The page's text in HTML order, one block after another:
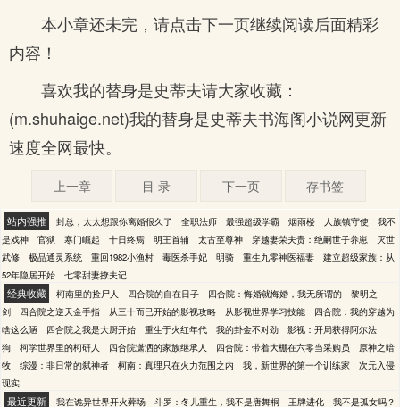
本小章还未完，请点击下一页继续阅读后面精彩
内容！
喜欢我的替身是史蒂夫请大家收藏：
(m.shuhaige.net)我的替身是史蒂夫书海阁小说网更新
速度全网最快。
上一章 目 录 下一页 存书签
站内强推 封总，太太想跟你离婚很久了 全职法师 最强超级学霸 烟雨楼 人族镇守使
我不
是戏神
官狱 寒门崛起 十日终焉 明王首辅 太古至尊神 穿越妻荣夫贵：绝嗣世子养崽
灭世
武修
极品通灵系统 重回1982小渔村 毒医杀手妃 明骑 重生九零神医福妻
建立超级家族：从
52年隐居开始
七零甜妻撩夫记
经典收藏 柯南里的捡尸人 四合院的自在日子 四合院：悔婚就悔婚，我无所谓的
黎明之
剑
四合院之逆天金手指 从三十而已开始的影视攻略 从影视世界学习技能
四合院：我的穿越为
啥这么陋
四合院之我是大厨开始 重生于火红年代 我的卦金不对劲
影视：开局获得阿尔法
狗
柯学世界里的柯研人 四合院潇洒的家族继承人 四合院：带着大棚在六零当采购员
原神之暗
牧
综漫：非日常的弑神者 柯南：真理只在火力范围之内 我，新世界的第一个训练家
次元入侵
现实
最近更新 我在诡异世界开火葬场 斗罗：冬儿重生，我不是唐舞桐 王牌进化 我不是孤女吗？